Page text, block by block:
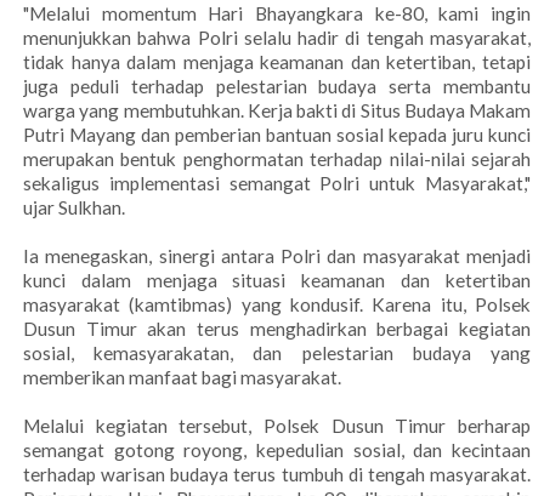
"Melalui momentum Hari Bhayangkara ke-80, kami ingin
menunjukkan bahwa Polri selalu hadir di tengah masyarakat,
tidak hanya dalam menjaga keamanan dan ketertiban, tetapi
juga peduli terhadap pelestarian budaya serta membantu
warga yang membutuhkan. Kerja bakti di Situs Budaya Makam
Putri Mayang dan pemberian bantuan sosial kepada juru kunci
merupakan bentuk penghormatan terhadap nilai-nilai sejarah
sekaligus implementasi semangat Polri untuk Masyarakat,"
ujar Sulkhan.
Ia menegaskan, sinergi antara Polri dan masyarakat menjadi
kunci dalam menjaga situasi keamanan dan ketertiban
masyarakat (kamtibmas) yang kondusif. Karena itu, Polsek
Dusun Timur akan terus menghadirkan berbagai kegiatan
sosial, kemasyarakatan, dan pelestarian budaya yang
memberikan manfaat bagi masyarakat.
Melalui kegiatan tersebut, Polsek Dusun Timur berharap
semangat gotong royong, kepedulian sosial, dan kecintaan
terhadap warisan budaya terus tumbuh di tengah masyarakat.